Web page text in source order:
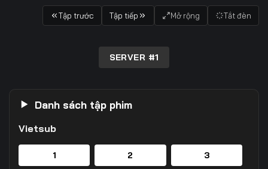
Tập trước Tập tiếp Mở rộng Tắt đèn
SERVER #1
Danh sách tập phim
Vietsub
1 2 3